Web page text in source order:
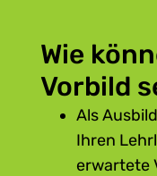
Wie
Vorbild
Als
Ihren
erwartete